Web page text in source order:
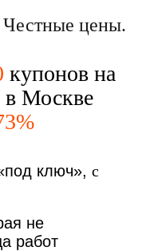
Честные цены.
купонов на
в Москве
ключ», с
не
работ